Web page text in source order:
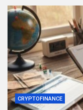
CRYPTOFINANCE